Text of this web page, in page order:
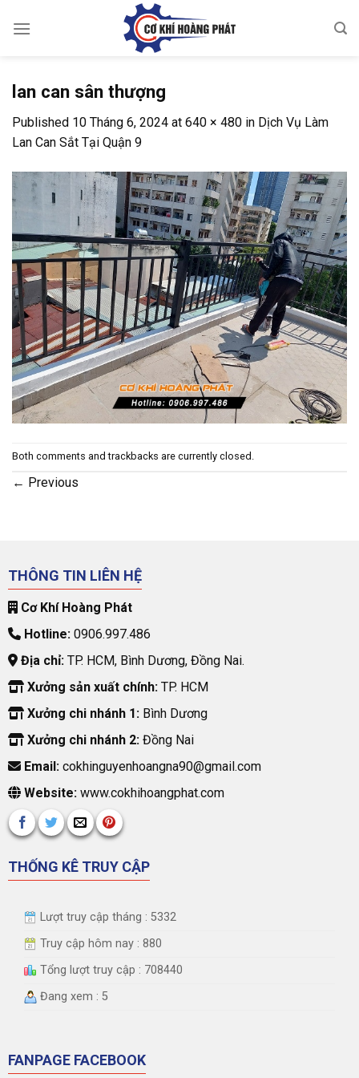
lan can sân thượng
Published 10 Tháng 6, 2024 at 640 × 480 in Dịch Vụ Làm
Lan Can Sắt Tại Quận 9
Both comments and trackbacks are currently closed.
← Previous
THÔNG TIN LIÊN HỆ
Cơ Khí Hoàng Phát
Hotline:0906.997.486
Địa chỉ:TP. HCM, Bình Dương, Đồng Nai.
Xưởng sản xuất chính:TP. HCM
Xưởng chi nhánh 1:Bình Dương
Xưởng chi nhánh 2:Đồng Nai
Email:cokhinguyenhoangna90@gmail.com
Website:www.cokhihoangphat.com
THỐNG KÊ TRUY CẬP
Lượt truy cập tháng : 5332
Truy cập hôm nay : 880
Tổng lượt truy cập : 708440
Đang xem : 5
FANPAGE FACEBOOK